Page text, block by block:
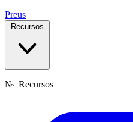
Preus
Recursos
№ Recursos